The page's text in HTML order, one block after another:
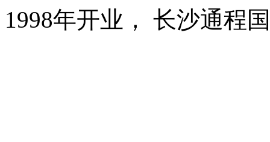
1998年开业， 长沙通